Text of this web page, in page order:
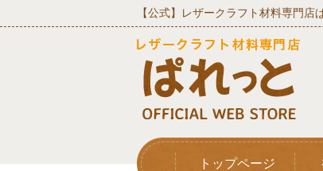
【公式】レザークラフト材料専門店
トップページ